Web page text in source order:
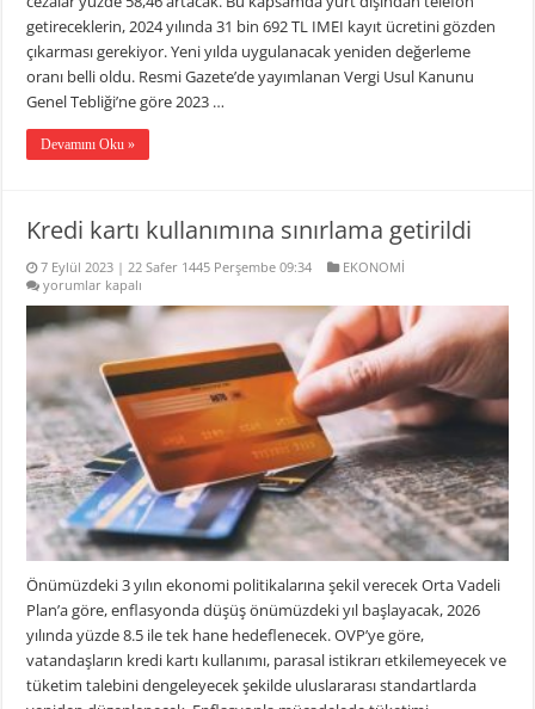
getireceklerin, 2024 yılında 31 bin 692 TL IMEI kayıt ücretini gözden
çıkarması gerekiyor. Yeni yılda uygulanacak yeniden değerleme
oranı belli oldu. Resmi Gazete’de yayımlanan Vergi Usul Kanunu
Genel Tebliği’ne göre 2023 …
Devamını Oku »
Kredi kartı kullanımına sınırlama getirildi
7 Eylül 2023 | 22 Safer 1445 Perşembe 09:34
EKONOMİ
Kredi
kullanımına
sınırlama
getirildi
için
yorumlar kapalı
Önümüzdeki 3 yılın ekonomi politikalarına şekil verecek Orta Vadeli
Plan’a göre, enflasyonda düşüş önümüzdeki yıl başlayacak, 2026
yılında yüzde 8.5 ile tek hane hedeflenecek. OVP’ye göre,
vatandaşların kredi kartı kullanımı, parasal istikrarı etkilemeyecek ve
tüketim talebini dengeleyecek şekilde uluslararası standartlarda